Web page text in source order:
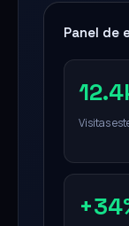
Panel de
Visitas